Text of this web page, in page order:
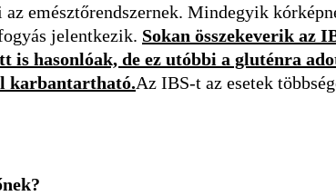
emésztőrendszernek. Mindegyik
jelentkezik. Sokan összekeverik az
is hasonlóak, de ez utóbbi a gluténra
karbantartható.Az IBS-t az esetek